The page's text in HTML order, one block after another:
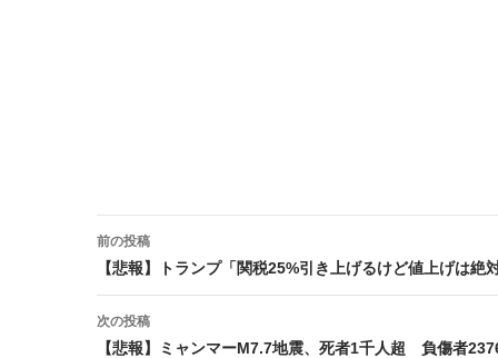
投稿ナビゲーション
前の投稿
【悲報】トランプ「関税25%引き上げるけど値上げは
次の投稿
【悲報】ミャンマーM7.7地震、死者1千人超 負傷者